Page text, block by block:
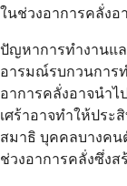
ในช่วงอาการคลั่งอ
ปัญหาการทำงานแล
อารมณ์รบกวนการ
อาการคลั่งอาจนำ
เศร้าอาจทำให้ประ
สมาธิ บุคคลบางคน
ช่วงอาการคลั่งซึ่งส